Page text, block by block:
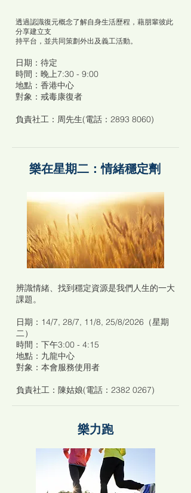
透過認識復元概念了解自身生活歷程，藉朋輩彼此
分享建立支
持平台，並共同策劃外出及義工活動。
日期：待定
時間：晚上7:30 - 9:00
地點：香港中心
對象：戒毒康復者
負責社工：周先生(電話：2893 8060)
樂在星期二：情緒穩定劑
辨識情緒、找到穩定資源是我們人生的一大
課題。
日期：14/7, 28/7, 11/8, 25/8/2026（星期
二）
時間：下午3:00 - 4:15
地點：九龍中心
對象：本會服務使用者
負責社工：陳姑娘(電話：2382 0267)
樂力跑